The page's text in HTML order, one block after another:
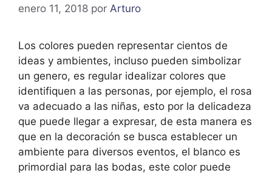
enero 11, 2018 por Arturo
Los colores pueden representar cientos de
ideas y ambientes, incluso pueden simbolizar
un genero, es regular idealizar colores que
identifiquen a las personas, por ejemplo, el rosa
va adecuado a las niñas, esto por la delicadeza
que puede llegar a expresar, de esta manera es
que en la decoración se busca establecer un
ambiente para diversos eventos, el blanco es
primordial para las bodas, este color puede